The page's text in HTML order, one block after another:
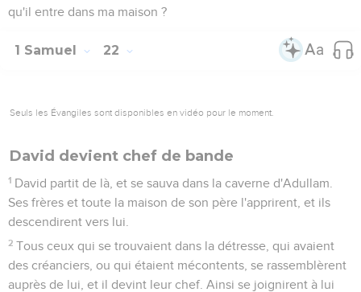
qu'il entre dans ma maison ?
1 Samuel 22
Seuls les Évangiles sont disponibles en vidéo pour le moment.
David devient chef de bande
1 David partit de là, et se sauva dans la caverne d'Adullam.
Ses frères et toute la maison de son père l'apprirent, et ils
descendirent vers lui.
2 Tous ceux qui se trouvaient dans la détresse, qui avaient
des créanciers, ou qui étaient mécontents, se rassemblèrent
auprès de lui, et il devint leur chef. Ainsi se joignirent à lui